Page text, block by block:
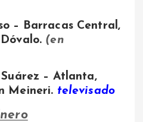
– Barracas Central,
(en
– Atlanta,
Meineri. televisado